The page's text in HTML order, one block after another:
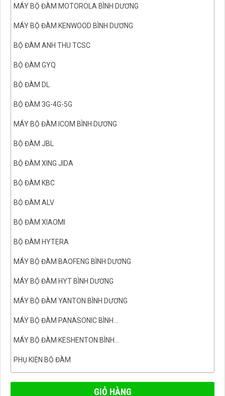
MÁY BỘ ĐÀM MOTOROLA BÌNH DƯƠNG
MÁY BỘ ĐÀM KENWOOD BÌNH DƯƠNG
BỘ ĐÀM ANH THU TCSC
BỘ ĐÀM GYQ
BỘ ĐÀM DL
BỘ ĐÀM 3G-4G-5G
MÁY BỘ ĐÀM ICOM BÌNH DƯƠNG
BỘ ĐÀM JBL
BỘ ĐÀM XING JIDA
BỘ ĐÀM KBC
BỘ ĐÀM ALV
BỘ ĐÀM XIAOMI
BỘ ĐÀM HYTERA
MÁY BỘ ĐÀM BAOFENG BÌNH DƯƠNG
MÁY BỘ ĐÀM HYT BÌNH DƯƠNG
MÁY BỘ ĐÀM YANTON BÌNH DƯƠNG
MÁY BỘ ĐÀM PANASONIC BÌNH...
MÁY BỘ ĐÀM KESHENTON BÌNH...
PHỤ KIỆN BỘ ĐÀM
GIỎ HÀNG